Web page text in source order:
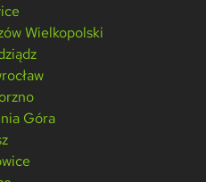
Wielkopolski
Góra